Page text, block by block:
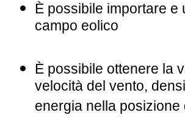
È possibile importare e
campo eolico
È possibile ottenere la
velocità del vento,
energia nella